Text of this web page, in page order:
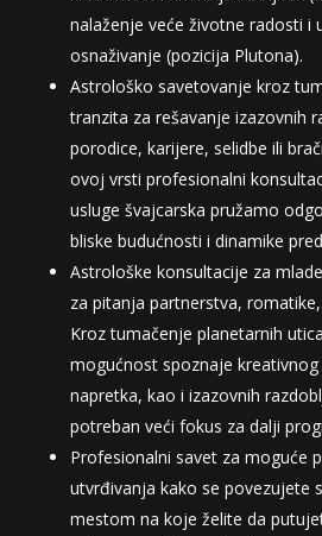
nalaženje veće životne radosti i
osnaživanje (pozicija Plutona).
Astrološko savetovanje kroz
tranzita za rešavanje izazovnih
porodice, karijere, selidbe ili
ovoj vrsti profesionalni
usluge švajcarska pružamo
bliske budućnosti i dinamike
Astrološke konsultacije za
za pitanja partnerstva,
Kroz tumačenje planetarnih
mogućnost spoznaje
napretka, kao i izazovnih
potreban veći fokus za dalji
Profesionalni savet za moguće
utvrđivanja kako se povezujete
mestom na koje želite da